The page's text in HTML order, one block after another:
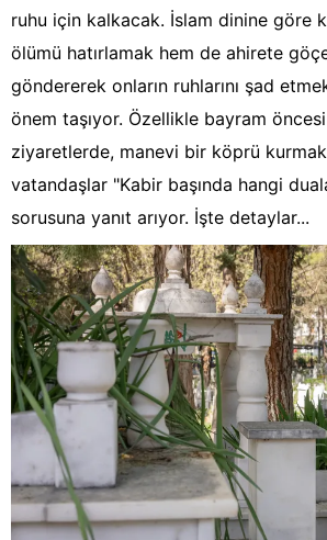
ruhu için kalkacak. İslam dinine göre
ölümü hatırlamak hem de ahirete
göndererek onların ruhlarını şad
önem taşıyor. Özellikle bayram
ziyaretlerde, manevi bir köprü
vatandaşlar "Kabir başında hangi
sorusuna yanıt arıyor. İşte detaylar...